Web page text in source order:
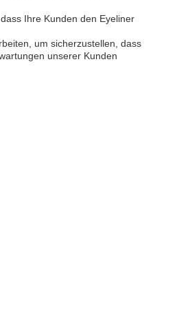
Ihre Kunden den Eyeliner
um sicherzustellen, dass
unserer Kunden